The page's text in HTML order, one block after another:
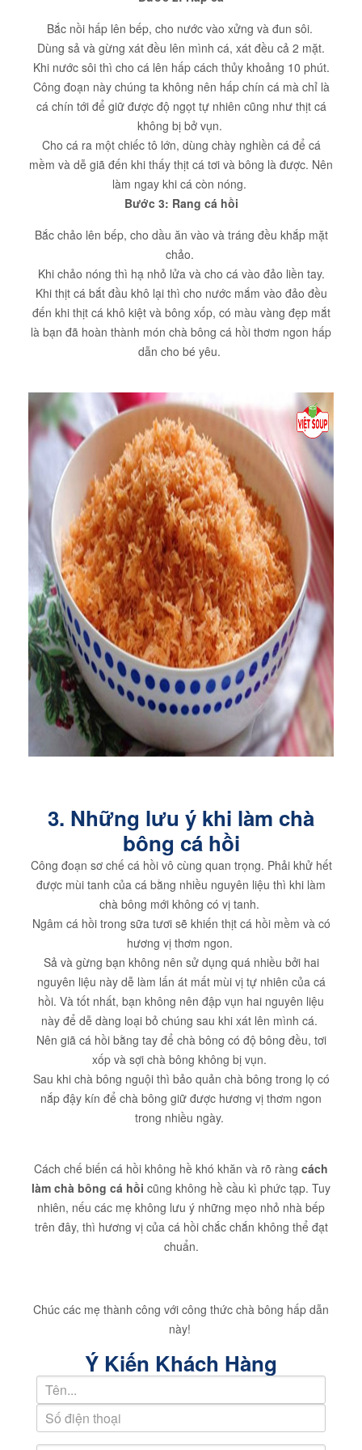
Bắc nồi hấp lên bếp, cho nước vào xửng và đun sôi.
Dùng sả và gừng xát đều lên mình cá, xát đều cả 2 mặt.
Khi nước sôi thì cho cá lên hấp cách thủy khoảng 10 phút.
Công đoạn này chúng ta không nên hấp chín cá mà chỉ là
cá chín tới để giữ được độ ngọt tự nhiên cũng như thịt cá
không bị bở vụn.
Cho cá ra một chiếc tô lớn, dùng chày nghiền cá để cá
mềm và dễ giã đến khi thấy thịt cá tơi và bông là được. Nên
làm ngay khi cá còn nóng.
Bước 3: Rang cá hồi
Bắc chảo lên bếp, cho dầu ăn vào và tráng đều khắp mặt
chảo.
Khi chảo nóng thì hạ nhỏ lửa và cho cá vào đảo liền tay.
Khi thịt cá bắt đầu khô lại thì cho nước mắm vào đảo đều
đến khi thịt cá khô kiệt và bông xốp, có màu vàng đẹp mắt
là bạn đã hoàn thành món chà bông cá hồi thơm ngon hấp
dẫn cho bé yêu.
3. Những lưu ý khi làm chà
bông cá hồi
Công đoạn sơ chế cá hồi vô cùng quan trọng. Phải khử hết
được mùi tanh của cá bằng nhiều nguyên liệu thì khi làm
chà bông mới không có vị tanh.
Ngâm cá hồi trong sữa tươi sẽ khiến thịt cá hồi mềm và có
hương vị thơm ngon.
Sả và gừng bạn không nên sử dụng quá nhiều bởi hai
nguyên liệu này dễ làm lấn át mất mùi vị tự nhiên của cá
hồi. Và tốt nhất, bạn không nên đập vụn hai nguyên liệu
này để dễ dàng loại bỏ chúng sau khi xát lên mình cá.
Nên giã cá hồi bằng tay để chà bông có độ bông đều, tơi
xốp và sợi chà bông không bị vụn.
Sau khi chà bông nguội thì bảo quản chà bông trong lọ có
nắp đậy kín để chà bông giữ được hương vị thơm ngon
trong nhiều ngày.
Cách chế biến cá hồi không hề khó khăn và rõ ràng cách
làm chà bông cá hồi cũng không hề cầu kì phức tạp. Tuy
nhiên, nếu các mẹ không lưu ý những mẹo nhỏ nhà bếp
trên đây, thì hương vị của cá hồi chắc chắn không thể đạt
chuẩn.
Chúc các mẹ thành công với công thức chà bông hấp dẫn
này!
Ý Kiến Khách Hàng